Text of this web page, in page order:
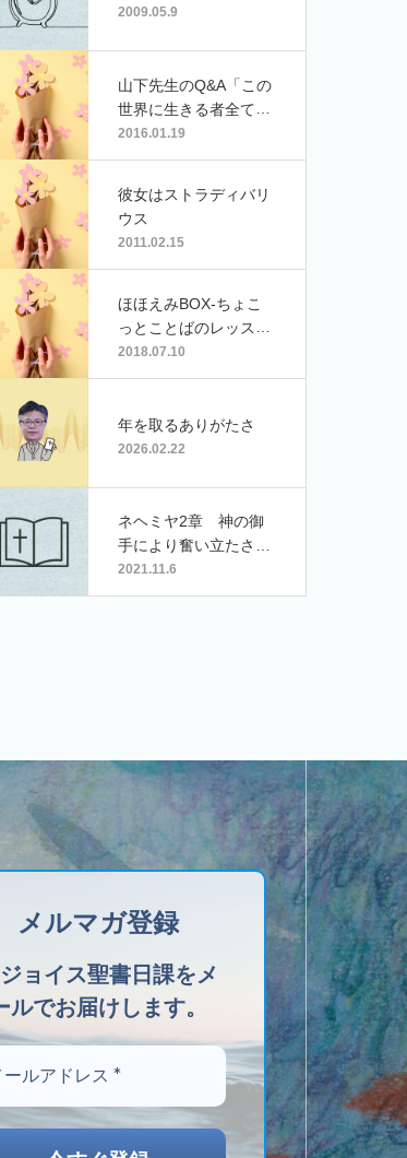
2009.05.9
山下先生のQ&A「この
世界に生きる者全てに
注がれる神の恵みにつ
いて」（秋田県 Nさ
2016.01.19
彼女はストラディバリ
ウス
2011.02.15
ほほえみBOX-ちょこ
っとことばのレッスン
（26）「美味しいこと
ば」
2018.07.10
年を取るありがたさ
2026.02.22
ネヘミヤ2章 神の御
手により奮い立たされ
る
2021.11.6
メルマガ登録
ョイス聖書日課をメ
ルでお届けします。